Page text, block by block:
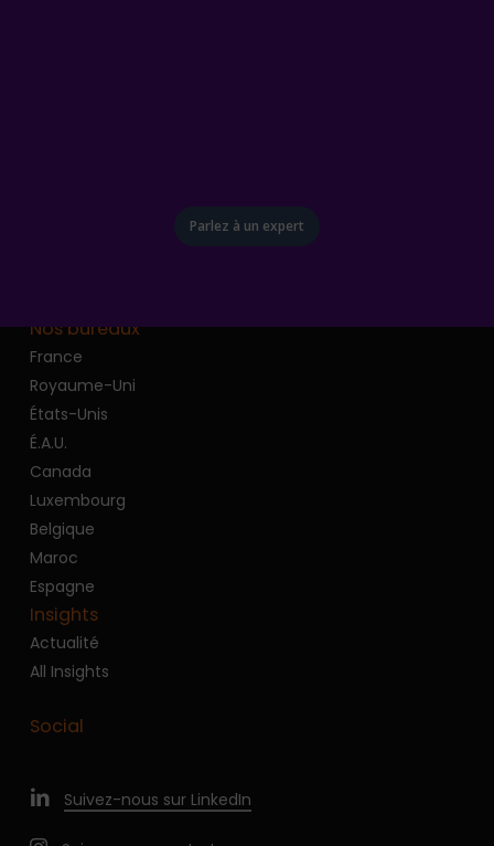
Parlez à un expert
Nos bureaux
France
Royaume-Uni
États-Unis
É.A.U.
Canada
Luxembourg
Belgique
Maroc
Espagne
Insights
Actualité
All Insights
Social
Suivez-nous sur LinkedIn